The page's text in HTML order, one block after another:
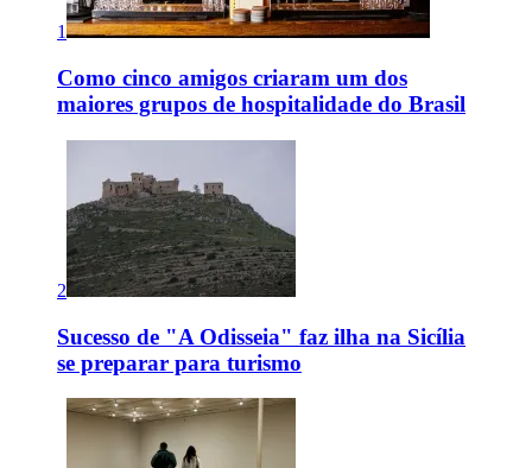
1
Como cinco amigos criaram um dos
maiores grupos de hospitalidade do Brasil
2
Sucesso de "A Odisseia" faz ilha na Sicília
se preparar para turismo